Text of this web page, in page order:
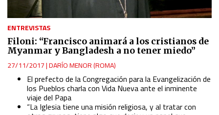
ENTREVISTAS
Filoni: “Francisco animará a los cristianos de
Myanmar y Bangladesh a no tener miedo”
27/11/2017|DARÍO MENOR (ROMA)
El prefecto de la Congregación para la Evangelización de
los Pueblos charla con Vida Nueva ante el inminente
viaje del Papa
“La Iglesia tiene una misión religiosa, y al tratar con